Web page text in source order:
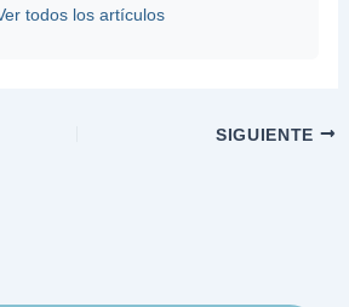
todos los artículos
SIGUIENTE